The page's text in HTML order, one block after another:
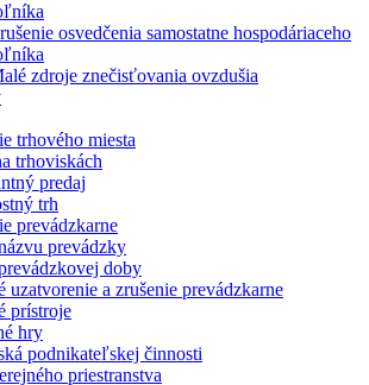
osvedčenia samostatne hospodáriaceho
zdroje znečisťovania ovzdušia
trhového miesta
trhoviskách
predaj
trh
prevádzkarne
prevádzky
doby
uzatvorenie a zrušenie prevádzkarne
prístroje
hry
podnikateľskej činnosti
priestranstva